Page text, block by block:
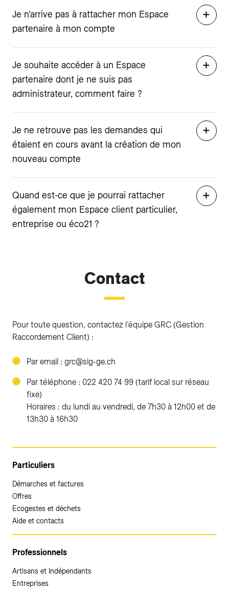
Je n’arrive pas à rattacher mon Espace
partenaire à mon compte
Je souhaite accéder à un Espace
partenaire dont je ne suis pas
administrateur, comment faire ?
Je ne retrouve pas les demandes qui
étaient en cours avant la création de mon
nouveau compte
Quand est-ce que je pourrai rattacher
également mon Espace client particulier,
entreprise ou éco21 ?
Contact
Pour toute question, contactez l’équipe GRC (Gestion
Raccordement Client) :
Par email : grc@sig-ge.ch
Par téléphone : 022 420 74 99 (tarif local sur réseau
fixe)
Horaires : du lundi au vendredi, de 7h30 à 12h00 et de
13h30 à 16h30
Particuliers
Démarches et factures
Offres
Ecogestes et déchets
Aide et contacts
Professionnels
Artisans et Indépendants
Entreprises